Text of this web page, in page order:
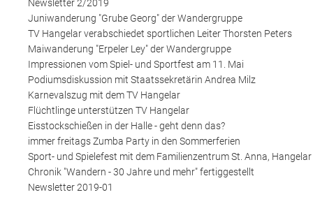
Newsletter 2/2019
Juniwanderung "Grube Georg" der Wandergruppe
TV Hangelar verabschiedet sportlichen Leiter Thorsten Peters
Maiwanderung "Erpeler Ley" der Wandergruppe
Impressionen vom Spiel- und Sportfest am 11. Mai
Podiumsdiskussion mit Staatssekretärin Andrea Milz
Karnevalszug mit dem TV Hangelar
Flüchtlinge unterstützen TV Hangelar
Eisstockschießen in der Halle - geht denn das?
immer freitags Zumba Party in den Sommerferien
Sport- und Spielefest mit dem Familienzentrum St. Anna, Hangelar
Chronik "Wandern - 30 Jahre und mehr" fertiggestellt
Newsletter 2019-01